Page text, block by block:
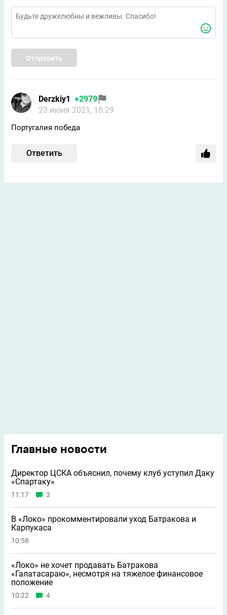
Отправить
Derzkiy1 +2979
23 июня 2021, 18:29
Португалия победа
Ответить
Главные новости
Директор ЦСКА объяснил, почему клуб уступил Даку
«Спартаку»
11:17 3
В «Локо» прокомментировали уход Батракова и
Карпукаса
10:58
«Локо» не хочет продавать Батракова
«Галатасараю», несмотря на тяжелое финансовое
положение
10:22 4